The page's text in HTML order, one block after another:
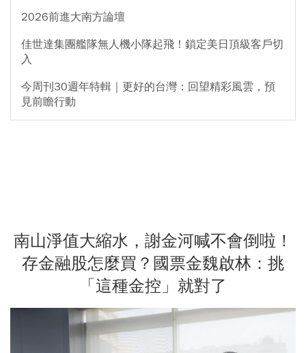
2026前進大南方論壇
佳世達集團艦隊無人機小隊起飛！鎖定美日頂級客戶切
入
今周刊30週年特輯｜更好的台灣：回望精彩風雲，預
見前瞻行動
南山淨值大縮水，謝金河喊不會倒啦！
存金融股怎麼買？國票金魏啟林：挑
「這種金控」就對了